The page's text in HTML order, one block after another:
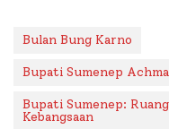
Bulan Bung Karno
Bupati Sumenep
Bupati Sumenep:
Kebangsaan